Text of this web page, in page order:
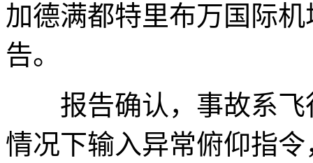
加德满都特里布万国际
告。
报告确认，事故系飞
情况下输入异常俯仰指